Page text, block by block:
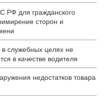
РФ для гражданского
сторон и
в служебных целях не
в качестве водителя
недостатков товара